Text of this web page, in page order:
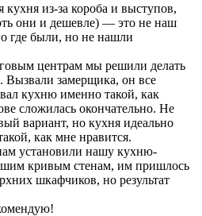
кухня из-за короба и выступов,
они и дешевле) — это не наш
где были, но не нашли
центрам мы решили делать
Вызвали замерщика, он все
кухню именно такой, как
сложилась окончательно. Не
вариант, но кухня идеально
как мне нравится.
установили нашу кухню-
кривым стенам, им пришлось
шкафчиков, но результат